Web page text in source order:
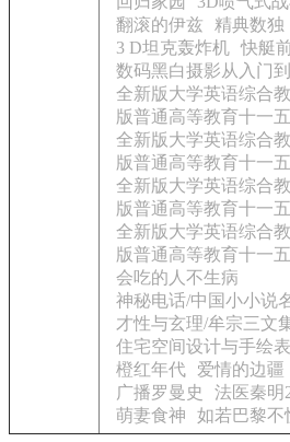
翻滚的伊兹
精典数独
3 D坦克轰炸机 快艇
数码黑白摄影从入门
全新版大学英语综合
版普通高等教育十一
全新版大学英语综合
版普通高等教育十一
全新版大学英语综合
版普通高等教育十一
全新版大学英语综合
版普通高等教育十一
会吃的人不生病
神秘电话/中国小小说
才性与玄理/牟宗三文
住宅空间设计与手绘
橙红年代
爱情的边疆
广播罗曼史
法医秦明
萌妻食神
如若巴黎不